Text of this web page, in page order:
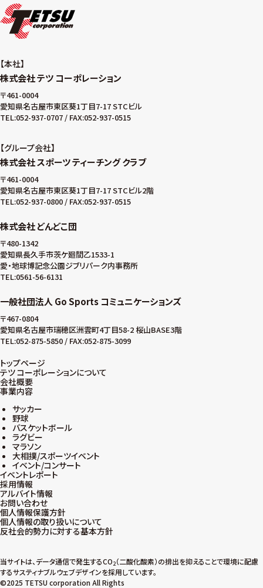
本社
株式会社 テツ コーポレーション
〒461-0004
愛知県名古屋市東区葵1丁目7-17 STCビル
TEL:052-937-0707 / FAX:052-937-0515
グループ会社
株式会社 スポーツ ティーチング クラブ
〒461-0004
愛知県名古屋市東区葵1丁目7-17 STCビル2階
TEL:052-937-0800 / FAX:052-937-0515
株式会社 どんどこ団
〒480-1342
愛知県長久手市茨ケ廻間乙1533-1
愛・地球博記念公園ジブリパーク内事務所
TEL:0561-56-6131
一般社団法人 Go Sports コミュニケーションズ
〒467-0804
愛知県名古屋市瑞穂区洲雲町4丁目58-2 桜山BASE3階
TEL:052-875-5850 / FAX:052-875-3099
トップページ
テツ コーポレーションについて
会社概要
事業内容
サッカー
野球
バスケットボール
ラグビー
マラソン
大相撲/スポーツイベント
イベント/コンサート
イベントレポート
採用情報
アルバイト情報
お問い合わせ
個人情報保護方針
個人情報の取り扱いについて
反社会的勢力に対する基本方針
©2025 TETSU corporation All Rights
当サイトは、データ通信で発生するCO2（二酸化酸素）の排出を抑えることで環境に配慮
するサスティナブルウェブデザインを採用しています。